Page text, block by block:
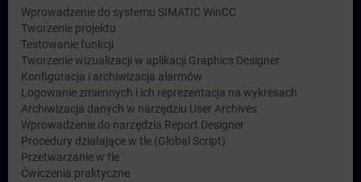
Wprowadzenie do systemu SIMATIC WinCC
Tworzenie projektu
Testowanie funkcji
Tworzenie wizualizacji w aplikacji Graphics Designer
Konfiguracja i archiwizacja alarmów
Logowanie zmiennych i ich reprezentacja na wykresach
Archiwizacja danych w narzędziu User Archives
Wprowadzenie do narzędzia Report Designer
Procedury działające w tle (Global Script)
Przetwarzanie w tle
Ćwiczenia praktyczne